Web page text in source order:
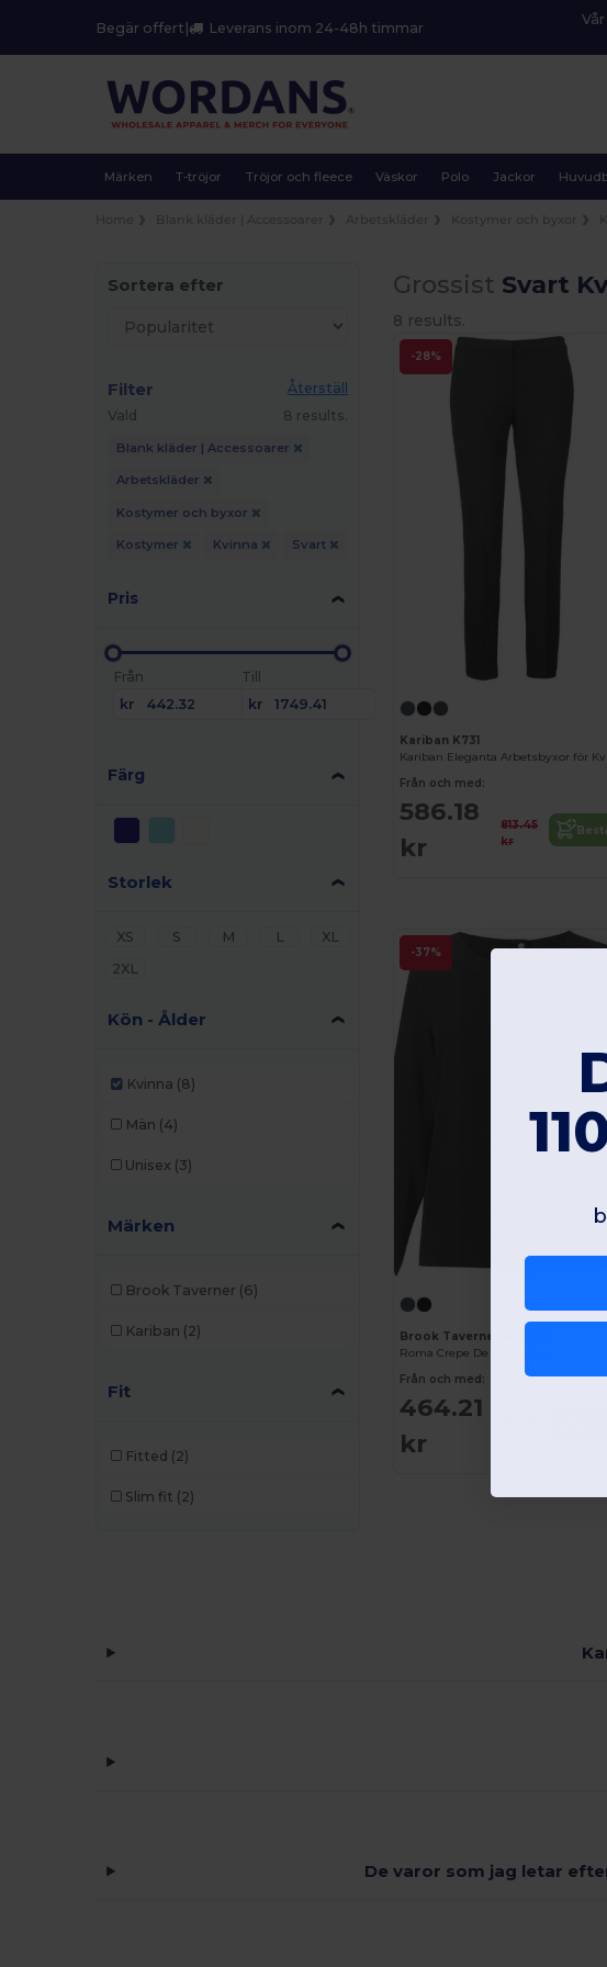
Begär offert | Leverans inom 24-48h timmar
Märken T-tröjor Tröjor och fleece Väskor Polo Jackor
Sortera efter
Filter
Återställ
Vald
8 results.
Blank kläder | Accessoarer
Arbetskläder
Kostymer och byxor
Kostymer Kvinna Svart
Pris
Från
kr
Till
kr
Färg
Storlek
XS S M L
XL
2XL
Kön - Ålder
Kvinna (8)
Män (4)
Unisex (3)
Märken
Brook Taverner (6)
Kariban (2)
Fit
Fitted (2)
Slim fit (2)
Grossist Svart
8 results.
-28%
Kariban K731
Från och med:
586.18
kr
813.45
kr
-37%
Brook Taverner BT2279
Roma Crepe De Chine blus
Från och med:
464.21
kr
De varor som jag letar